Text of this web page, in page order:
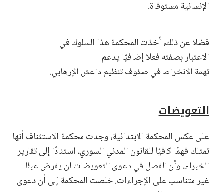
الإنسانية مستوفاة.
فضلا عن ذلك، أخذت المحكمة هذا السلوك في
الاعتبار بصفته فعلا إضافيّا يدعم
تهمة الانخراط في صفوف تنظيم داعش الإرهابي.
التعويضات
على عكس المحكمة الابتدائية، وجدت محكمة الاستئناف أنها
تمتلك فهمًا كافيًا للقانون المدني السوري، استنادًا إلى تقارير
الخبراء، وأن الفصل في دعوى التعويضات لن يفرض عبئًا
غير متناسب على الإجراءات. خلصت المحكمة إلى أن دعوى